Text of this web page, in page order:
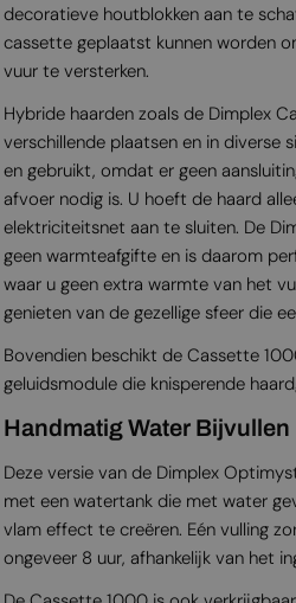
decoratieve houtblokken aan te
cassette geplaatst kunnen worden
vuur te versterken.
Hybride haarden zoals de Dimplex
verschillende plaatsen en in diverse
en gebruikt, omdat er geen
afvoer nodig is. U hoeft de haard
elektriciteitsnet aan te sluiten. De
geen warmteafgifte en is daarom
waar u geen extra warmte van het
genieten van de gezellige sfeer die
Bovendien beschikt de Cassette
geluidsmodule die knisperende
Handmatig Water Bijvullen
Deze versie van de Dimplex
met een watertank die met water
vlam effect te creëren. Eén vulling
ongeveer 8 uur, afhankelijk van het